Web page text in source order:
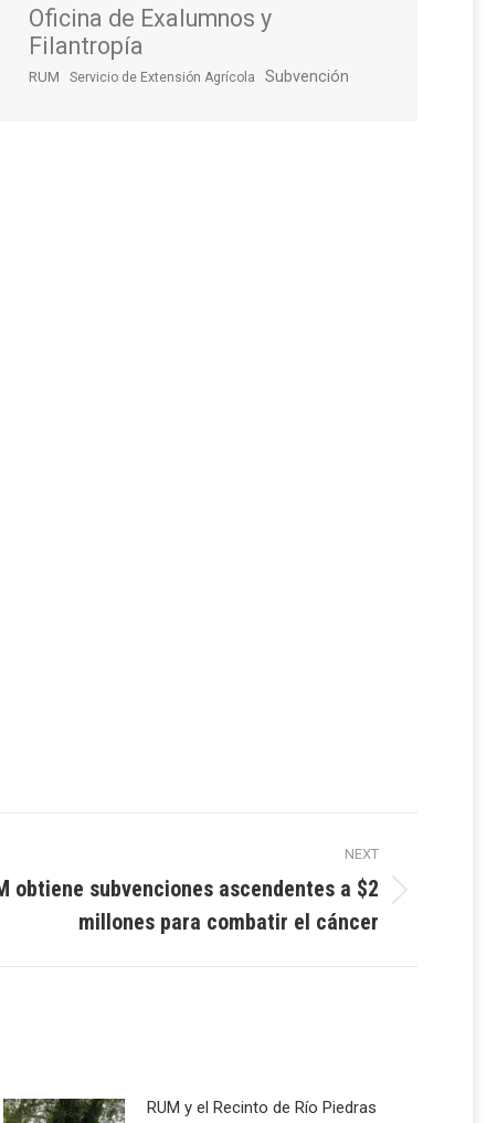
Oficina de Exalumnos y
Filantropía
RUM Servicio de Extensión Agrícola Subvención
NEXT
obtiene subvenciones ascendentes a $2
millones para combatir el cáncer
RUM y el Recinto de Río Piedras